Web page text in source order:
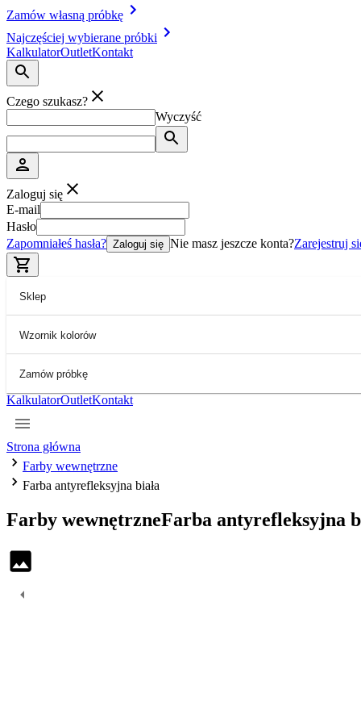
Zamów własną próbkę
Najczęściej wybierane próbki
KalkulatorOutletKontakt
Czego szukasz?
Wyczyść
Zaloguj się
E-mail
Hasło
Zapomniałeś hasła? Zaloguj się Nie masz jeszcze konta?Zarejestruj
Sklep
Wzornik kolorów
Zamów próbkę
KalkulatorOutletKontakt
Strona główna
Farby wewnętrzne
Farba antyrefleksyjna biała
Farby wewnętrzneFarba antyrefleksyjna